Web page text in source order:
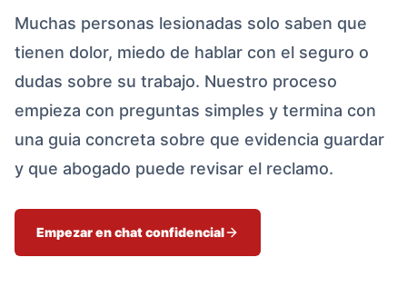
Muchas personas lesionadas solo saben que
tienen dolor, miedo de hablar con el seguro o
dudas sobre su trabajo. Nuestro proceso
empieza con preguntas simples y termina con
una guia concreta sobre que evidencia guardar
y que abogado puede revisar el reclamo.
Empezar en chat confidencial